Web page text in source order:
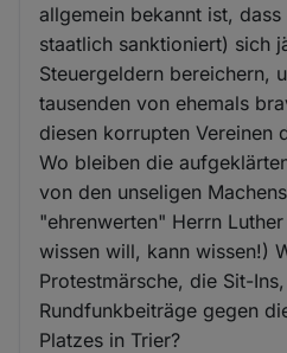
allgemein bekannt ist,
staatlich sanktioniert) sich
Steuergeldern bereichern,
tausenden von ehemals
diesen korrupten Vereinen
Wo bleiben die
von den unseligen
"ehrenwerten" Herrn
wissen will, kann wissen!)
Protestmärsche, die Sit-
Rundfunkbeiträge gegen
Platzes in Trier?